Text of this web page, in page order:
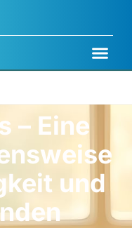
– Eine
und